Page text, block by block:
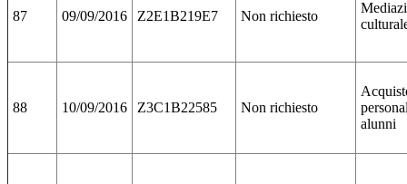
87 09/09/2016 Z2E1B219E7 Non richiesto
88 10/09/2016 Z3C1B22585 Non richiesto
alunni